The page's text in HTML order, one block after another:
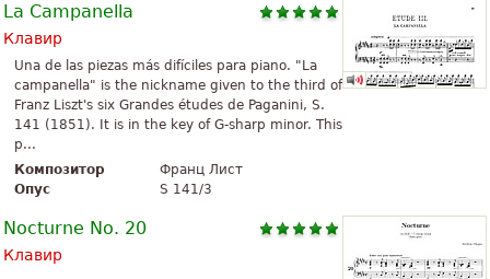
La Campanella
Клавир
Una de las piezas más difíciles para piano. "La
campanella" is the nickname given to the third of
Franz Liszt's six Grandes études de Paganini, S.
141 (1851). It is in the key of G-sharp minor. This
p...
Композитор
Франц Лист
Опус
S 141/3
Nocturne No. 20
Клавир